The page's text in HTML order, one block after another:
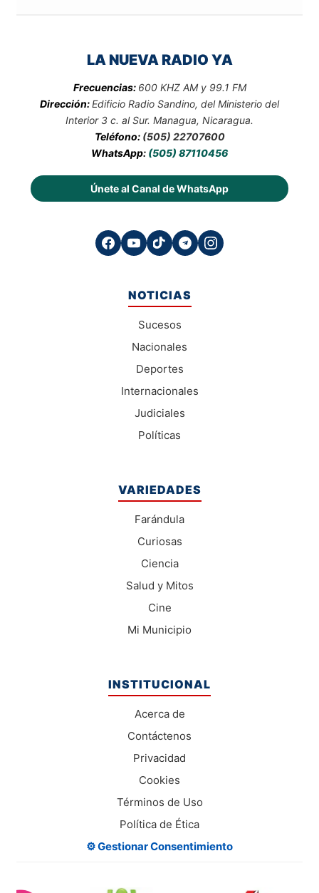
LA NUEVA RADIO YA
Frecuencias: 600 KHZ AM y 99.1 FM
Dirección:Edificio Radio Sandino, del Ministerio del
Interior 3 c. al Sur. Managua, Nicaragua.
Teléfono: (505) 22707600
WhatsApp: (505) 87110456
Únete al Canal de WhatsApp
NOTICIAS
Sucesos
Nacionales
Deportes
Internacionales
Judiciales
Políticas
VARIEDADES
Farándula
Curiosas
Ciencia
Salud y Mitos
Cine
Mi Municipio
INSTITUCIONAL
Acerca de
Contáctenos
Privacidad
Cookies
Términos de Uso
Política de Ética
⚙️ Gestionar Consentimiento